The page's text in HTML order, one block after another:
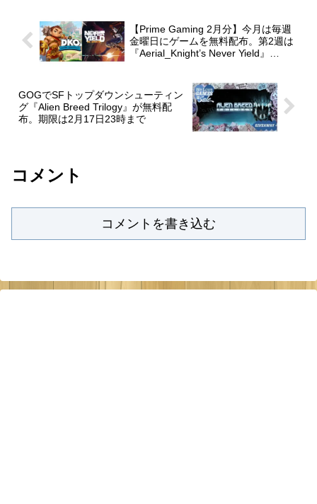
【Prime Gaming 2月分】今月は毎週
金曜日にゲームを無料配布。第2週は
『Aerial_Knight’s Never Yield』
GOGでSFトップダウンシューティン
グ『Alien Breed Trilogy』が無料配
布。期限は2月17日23時まで
コメント
コメントを書き込む